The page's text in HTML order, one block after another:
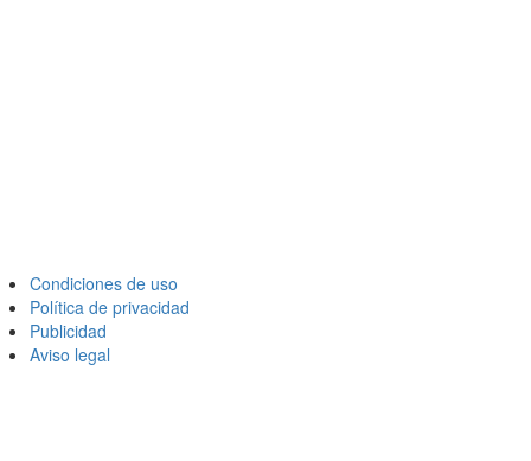
Condiciones de uso
Política de privacidad
Publicidad
Aviso legal